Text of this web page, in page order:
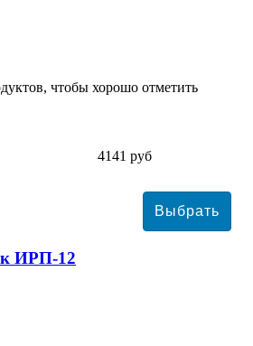
чтобы хорошо отметить
4141 руб
ИРП-12